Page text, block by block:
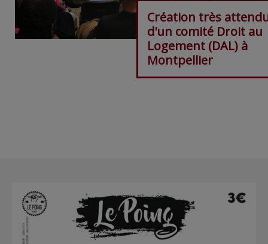
Création très
d'un comité Droit au
Logement (DAL) à
Montpellier